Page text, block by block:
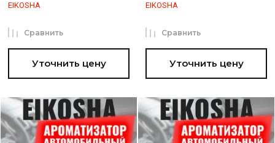
EIKOSHA
Уточнить цену
Сравнить
EIKOSHA
Уточнить цену
Сравнить